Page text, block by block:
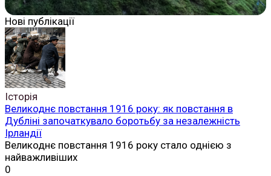
Нові публікації
Історія
Великоднє повстання 1916 року: як повстання в
Дубліні започаткувало боротьбу за незалежність
Ірландії
Великоднє повстання 1916 року стало однією з
найважливіших
0